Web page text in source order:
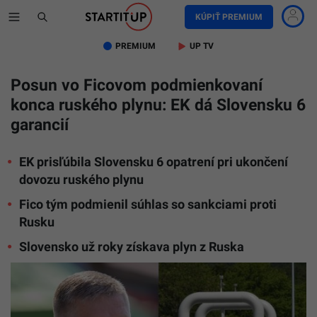
KÚPIŤ PREMIUM
PREMIUM UP TV
Posun vo Ficovom podmienkovaní
konca ruského plynu: EK dá Slovensku 6
garancií
EK prisľúbila Slovensku 6 opatrení pri ukončení
dovozu ruského plynu
Fico tým podmienil súhlas so sankciami proti
Rusku
Slovensko už roky získava plyn z Ruska